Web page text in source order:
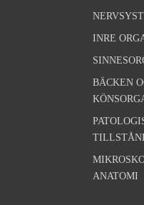
INRE
BÄCKEN
ANATOMI